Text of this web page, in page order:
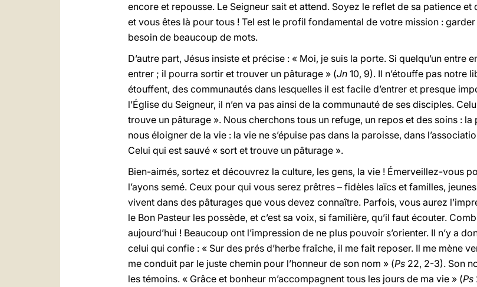
encore et repousse. Le Seigneur sait et attend. Soyez le reflet de sa patience
et vous êtes là pour tous ! Tel est le profil fondamental de votre mission :
besoin de beaucoup de mots.
D’autre part, Jésus insiste et précise : « Moi, je suis la porte. Si quelqu’un entre
entrer ; il pourra sortir et trouver un pâturage » (Jn 10, 9). Il n’étouffe pas notre
étouffent, des communautés dans lesquelles il est facile d’entrer et presque
l’Église du Seigneur, il n’en va pas ainsi de la communauté de ses disciples.
trouve un pâturage ». Nous cherchons tous un refuge, un repos et des soins :
nous éloigner de la vie : la vie ne s’épuise pas dans la paroisse, dans
Celui qui est sauvé « sort et trouve un pâturage ».
Bien-aimés, sortez et découvrez la culture, les gens, la vie ! Émerveillez-vous
l’ayons semé. Ceux pour qui vous serez prêtres – fidèles laïcs et familles,
vivent dans des pâturages que vous devez connaître. Parfois, vous aurez
le Bon Pasteur les possède, et c’est sa voix, si familière, qu’il faut écouter.
aujourd’hui ! Beaucoup ont l’impression de ne plus pouvoir s’orienter. Il n’y a
celui qui confie : « Sur des prés d’herbe fraîche, il me fait reposer. Il me mène
me conduit par le juste chemin pour l’honneur de son nom » (Ps 22, 2-3). Son
les témoins. « Grâce et bonheur m’accompagnent tous les jours de ma vie » (Ps